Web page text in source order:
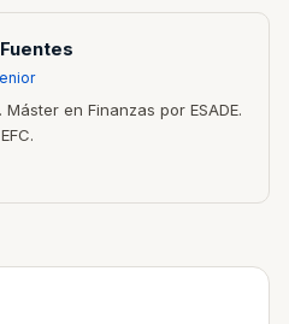
en Finanzas por ESADE.